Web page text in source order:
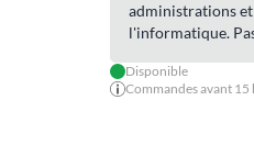
administrations
l'informatique.
Disponible
Commandes avant 15